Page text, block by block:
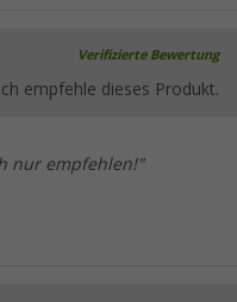
Verifizierte Bewertung
empfehle dieses Produkt.
nur empfehlen!"